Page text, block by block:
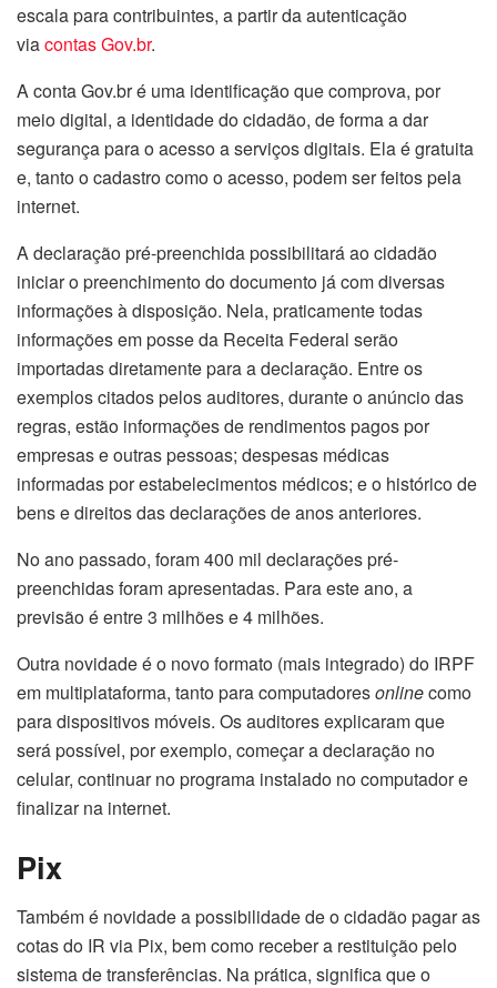
escala para contribuintes, a partir da autenticação
viacontas Gov.br.
A conta Gov.br é uma identificação que comprova, por
meio digital, a identidade do cidadão, de forma a dar
segurança para o acesso a serviços digitais. Ela é gratuita
e, tanto o cadastro como o acesso, podem ser feitos pela
internet.
A declaração pré-preenchida possibilitará ao cidadão
iniciar o preenchimento do documento já com diversas
informações à disposição. Nela, praticamente todas
informações em posse da Receita Federal serão
importadas diretamente para a declaração. Entre os
exemplos citados pelos auditores, durante o anúncio das
regras, estão informações de rendimentos pagos por
empresas e outras pessoas; despesas médicas
informadas por estabelecimentos médicos; e o histórico de
bens e direitos das declarações de anos anteriores.
No ano passado, foram 400 mil declarações pré-
preenchidas foram apresentadas. Para este ano, a
previsão é entre 3 milhões e 4 milhões.
Outra novidade é o novo formato (mais integrado) do IRPF
em multiplataforma, tanto para computadoresonlinecomo
para dispositivos móveis. Os auditores explicaram que
será possível, por exemplo, começar a declaração no
celular, continuar no programa instalado no computador e
finalizar na internet.
Pix
Também é novidade a possibilidade de o cidadão pagar as
cotas do IR via Pix, bem como receber a restituição pelo
sistema de transferências. Na prática, significa que o